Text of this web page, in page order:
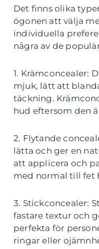
Det finns olika
ögonen att välja
individuella
några av de
1. Krämconcealer:
mjuk, lätt att
täckning.
hud eftersom den
2. Flytande
lätta och ger en
att applicera och
med normal till fet
3. Stickconcealer:
fastare textur och
perfekta för
ringar eller